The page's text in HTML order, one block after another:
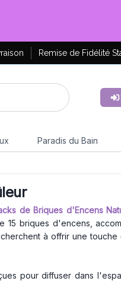
Remise de Fidélité
Paradis du Bain
de Briques d'Encens
15 briques d'encens,
à offrir une
pour diffuser dans